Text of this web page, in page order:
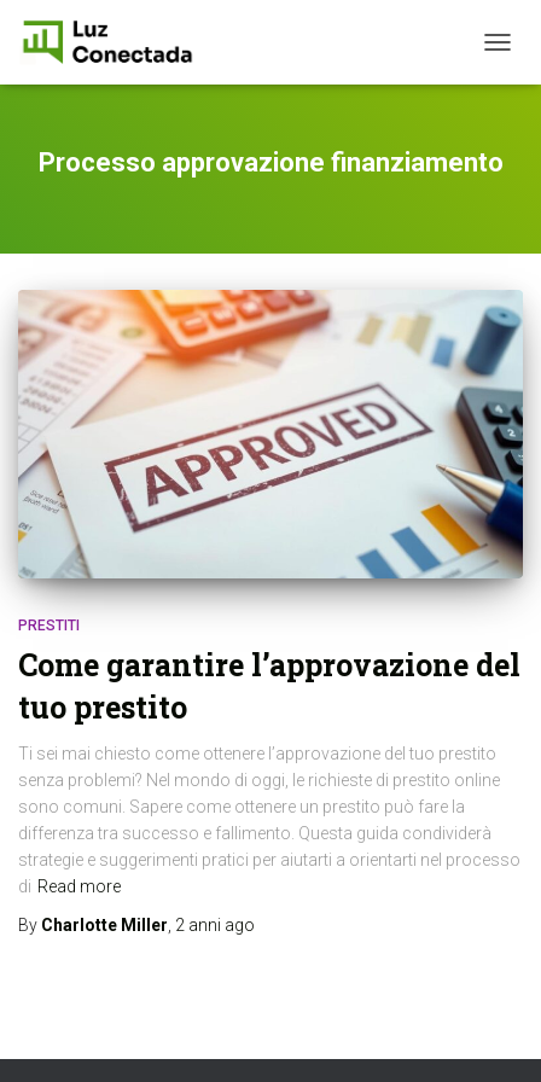
Processo approvazione finanziamento
PRESTITI
Come garantire l’approvazione del
tuo prestito
Ti sei mai chiesto come ottenere l’approvazione del tuo prestito
senza problemi? Nel mondo di oggi, le richieste di prestito online
sono comuni. Sapere come ottenere un prestito può fare la
differenza tra successo e fallimento. Questa guida condividerà
strategie e suggerimenti pratici per aiutarti a orientarti nel processo
di Read more
By Charlotte Miller 2 anni ago